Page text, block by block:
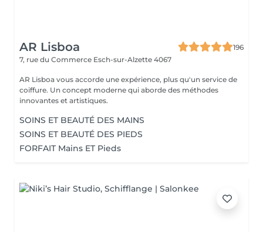
AR Lisboa
196
7, rue du Commerce Esch-sur-Alzette 4067
AR Lisboa vous accorde une expérience, plus qu'un service de
coiffure. Un concept moderne qui aborde des méthodes
innovantes et artistiques.
SOINS ET BEAUTÉ DES MAINS
SOINS ET BEAUTÉ DES PIEDS
FORFAIT Mains ET Pieds